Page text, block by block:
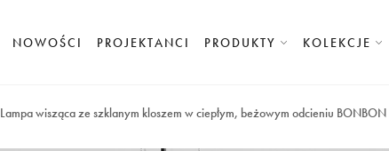
NOWOŚCI PROJEKTANCI PRODUKTY KOLEKCJE
Lampa wisząca ze szklanym kloszem w ciepłym, beżowym odcieniu